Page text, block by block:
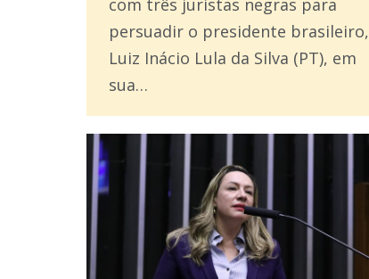
com três juristas negras para
persuadir o presidente brasileiro,
Luiz Inácio Lula da Silva (PT), em
sua…